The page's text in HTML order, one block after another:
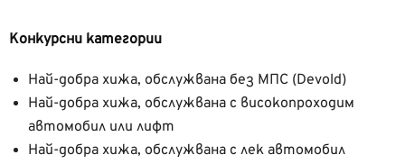
Конкурсни категории
Най-добра хижа, обслужвана без МПС (Devold)
Най-добра хижа, обслужвана с високопроходим
автомобил или лифт
Най-добра хижа, обслужвана с лек автомобил